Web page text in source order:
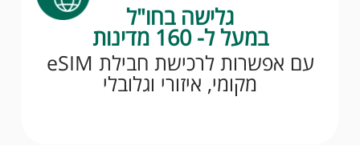
גלישה בחו"ל
במעל ל- 160 מדינות
עם אפשרות לרכישת חבילת eSIM
מקומי, איזורי וגלובלי